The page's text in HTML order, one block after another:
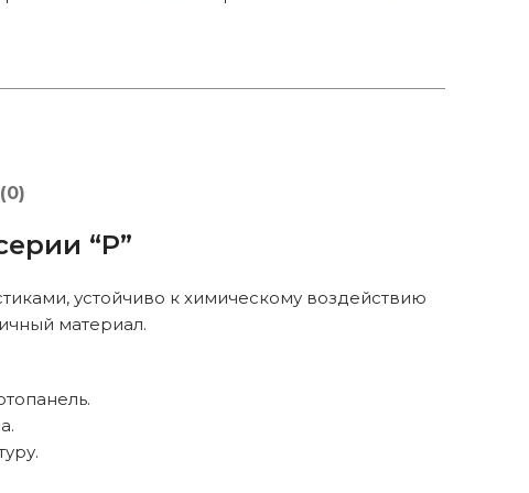
“P”
устойчиво к химическому воздействию
материал.